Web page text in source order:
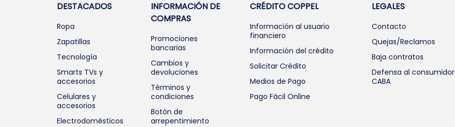
DESTACADOS
Ropa
Zapatillas
Tecnología
Smarts TVs y
accesorios
Celulares y
accesorios
Electrodomésticos
INFORMACIÓN DE
COMPRAS
Promociones
bancarias
Cambios y
devoluciones
Términos y
condiciones
Botón de
arrepentimiento
CRÉDITO COPPEL
Información al usuario
financiero
Información del crédito
Solicitar Crédito
Medios de Pago
Pago Fácil Online
LEGALES
Contacto
Quejas/Reclamos
Baja contratos
Defensa al consumidor
CABA